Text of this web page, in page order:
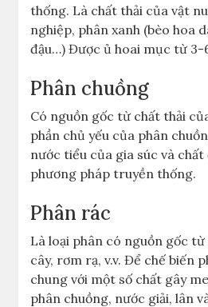
thống. Là chất thải của vật
nghiệp, phân xanh (bèo hoa
đậu…) Được ủ hoai mục từ 3-
Phân chuồng
Có nguồn gốc từ chất thải
phần chủ yếu của phân
nước tiểu của gia súc và
phương pháp truyền thống.
Phân rác
Là loại phân có nguồn gốc
cây, rơm rạ, v.v. Để chế biến
chung với một số chất gây
phân chuồng, nước giải, lân